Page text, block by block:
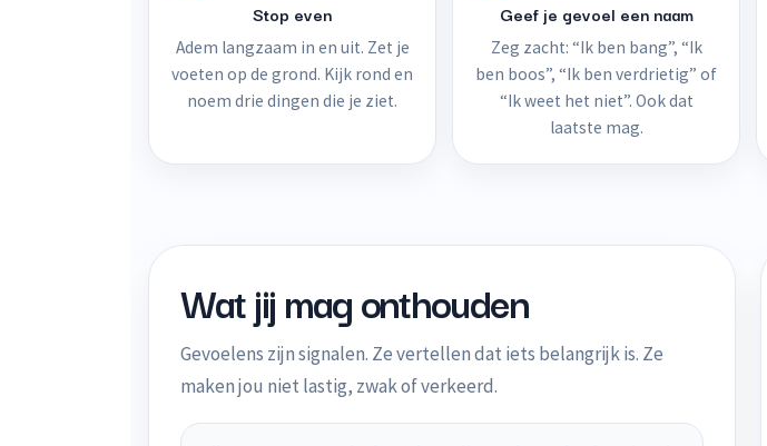
Stop even
Adem langzaam in en uit. Zet je
voeten op de grond. Kijk rond en
noem drie dingen die je ziet.
Geef je gevoel een naam
Zeg zacht: “Ik ben bang”, “Ik
ben boos”, “Ik ben verdrietig” of
“Ik weet het niet”. Ook dat
laatste mag.
Wat jij mag onthouden
Gevoelens zijn signalen. Ze vertellen dat iets belangrijk is. Ze
maken jou niet lastig, zwak of verkeerd.